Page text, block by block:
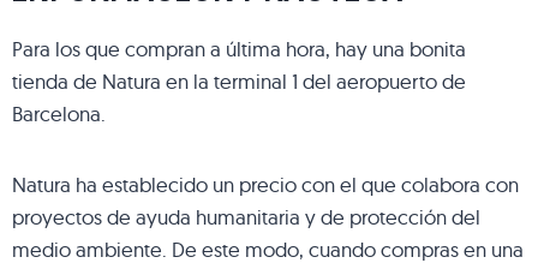
Para los que compran a última hora, hay una bonita
tienda de Natura en la terminal 1 del aeropuerto de
Barcelona.
Natura ha establecido un precio con el que colabora con
proyectos de ayuda humanitaria y de protección del
medio ambiente. De este modo, cuando compras en una